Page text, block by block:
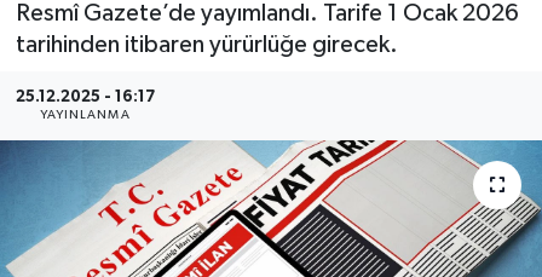
Resmî Gazete’de yayımlandı. Tarife 1 Ocak 2026
tarihinden itibaren yürürlüğe girecek.
25.12.2025 - 16:17
YAYINLANMA
Emlak
Gündem
Haber İlanlar